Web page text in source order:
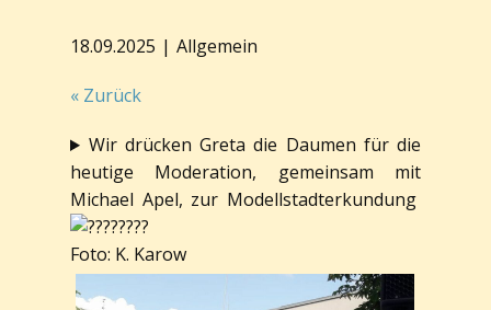
18.09.2025 Allgemein
« Zurück
Wir drücken Greta die Daumen für die
heutige Moderation, gemeinsam mit
Michael Apel, zur Modellstadterkundung
Foto: K. Karow